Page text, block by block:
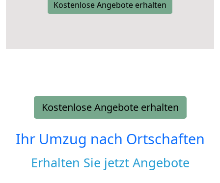
Kostenlose Angebote erhalten
Kostenlose Angebote erhalten
Ihr Umzug nach Ortschaften
Erhalten Sie jetzt Angebote